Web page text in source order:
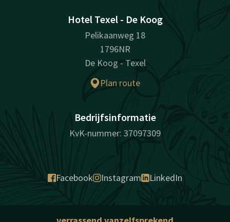
Hotel Texel - De Koog
Pelikaanweg 18
1796NR
De Koog - Texel
Plan route
Bedrijfsinformatie
KvK-nummer: 37097309
Facebook Instagram LinkedIn